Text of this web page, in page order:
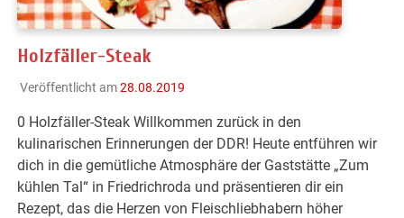
Holzfäller-Steak
Veröffentlicht am28.08.2019
0 Holzfäller-Steak Willkommen zurück in den
kulinarischen Erinnerungen der DDR! Heute entführen wir
dich in die gemütliche Atmosphäre der Gaststätte „Zum
kühlen Tal“ in Friedrichroda und präsentieren dir ein
Rezept, das die Herzen von Fleischliebhabern höher